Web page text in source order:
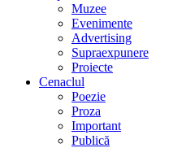
Muzee
Evenimente
Advertising
Supraexpunere
Proiecte
Cenaclul
Poezie
Proza
Important
Publică